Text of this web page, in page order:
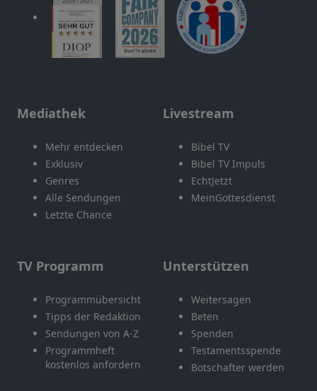
Mediathek
Mehr entdecken
Exklusiv
Genres
Alle Sendungen
Letzte Chance
Livestream
Bibel TV
Bibel TV Impuls
EchtJetzt
MeinGottesdienst
TV Programm
Programmübersicht
Tipps der Redaktion
Sendungen von A-Z
Programmheft
kostenlos anfordern
Unterstützen
Weitersagen
Beten
Spenden
Testamentsspende
Botschafter werden